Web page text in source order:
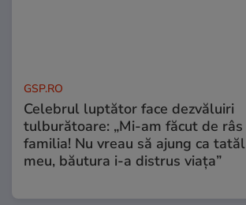
GSP.RO
Celebrul luptător face dezvăluiri
tulburătoare: „Mi-am făcut de râs
familia! Nu vreau să ajung ca tatăl
meu, băutura i-a distrus viața”